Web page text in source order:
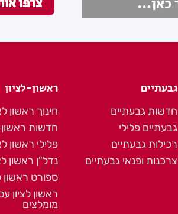
גבעתיים
חדשות גבעתיים
גבעתיים פלילי
רכילות גבעתיים
צרכנות ופנאי גבעתיים
ראשון-לציון
חינוך ראשון
חדשות ראשון-
פלילי ראשון
נדל"ן ראשון
ספורט ראשון
ראשון לציון
מומלצים